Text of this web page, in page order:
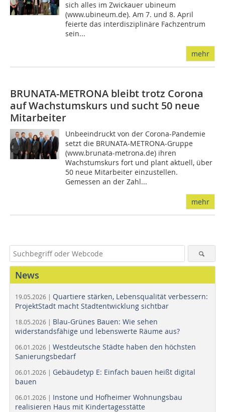
sich alles im Zwickauer ubineum
(www.ubineum.de). Am 7. und 8. April
feierte das interdisziplinäre Fachzentrum
sein...
mehr
BRUNATA-METRONA bleibt trotz Corona
auf Wachstumskurs und sucht 50 neue
Mitarbeiter
Unbeeindruckt von der Corona-Pandemie
setzt die BRUNATA-METRONA-Gruppe
(www.brunata-metrona.de) ihren
Wachstumskurs fort und plant aktuell, über
50 neue Mitarbeiter einzustellen.
Gemessen an der Zahl...
mehr
News
19.05.2026 | Quartiere stärken, Lebensqualität verbessern:
ProjektStadt macht Stadtentwicklung sichtbar
18.05.2026 | Blau-Grünes Bauen: Wie sehen
widerstandsfähige und lebenswerte Räume aus?
06.01.2026 | Westdeutsche Städte haben den höchsten
Sanierungsbedarf
06.01.2026 | Gebäudetyp E: Einfach bauen heißt digital
bauen
06.01.2026 | Instone und Hofheimer Wohnungsbau
realisieren Haus mit Kindertagesstätte